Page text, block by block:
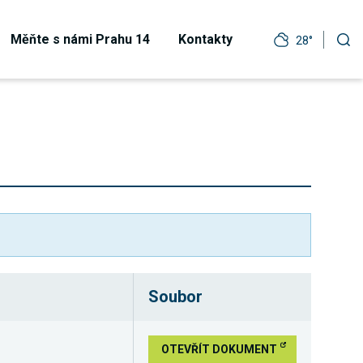
Měňte s námi Prahu 14 Kontakty 28°
Soubor
OTEVŘÍT DOKUMENT